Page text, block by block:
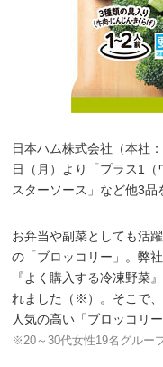
日本ハム株式会社（本社
日（月）より「プラス1
スターソース」など他3品
お弁当や副菜としても活
の「ブロッコリー」。弊
『よく購入する冷凍野菜
れました（※）。そこで
人気の高い「ブロッコリ
※20～30代女性19名グルー